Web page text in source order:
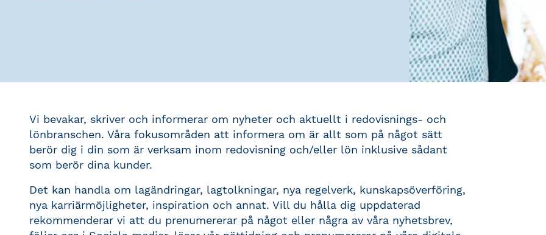
Vi bevakar, skriver och informerar om nyheter och aktuellt i redovisnings- och
lönbranschen. Våra fokusområden att informera om är allt som på något sätt
berör dig i din som är verksam inom redovisning och/eller lön inklusive sådant
som berör dina kunder.
Det kan handla om lagändringar, lagtolkningar, nya regelverk, kunskapsöverföring,
nya karriärmöjligheter, inspiration och annat. Vill du hålla dig uppdaterad
rekommenderar vi att du prenumererar på något eller några av våra nyhetsbrev,